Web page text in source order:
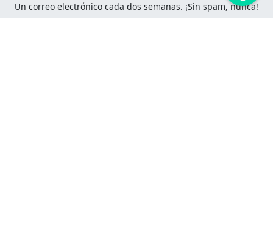
Un correo electrónico cada dos semanas. ¡Sin spam, nunca!